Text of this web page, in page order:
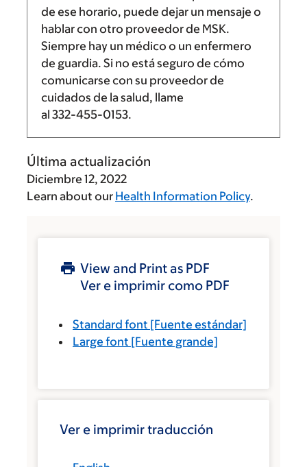
de ese horario, puede dejar un mensaje o
hablar con otro proveedor de MSK.
Siempre hay un médico o un enfermero
de guardia. Si no está seguro de cómo
comunicarse con su proveedor de
cuidados de la salud, llame
al 332-455-0153.
Última actualización
Diciembre 12, 2022
Learn about our Health Information Policy.
View and Print as PDF
Ver e imprimir como PDF
Standard font [Fuente estándar]
Large font [Fuente grande]
Ver e imprimir traducción